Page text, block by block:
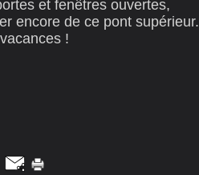
et fenêtres ouvertes,
encore de ce pont supérieur.
!